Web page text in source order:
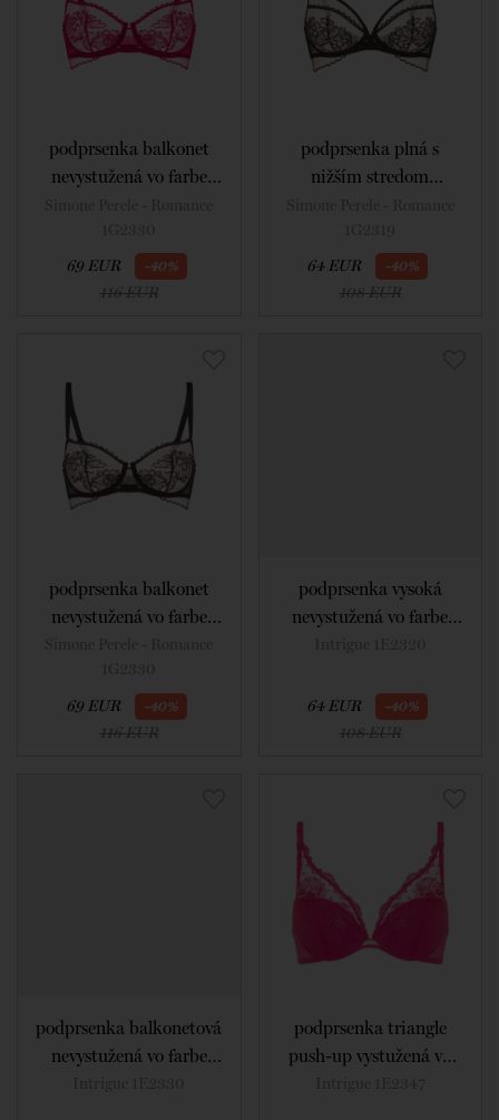
podprsenka balkonet
nevystužená vo farbe
69 EUR -40%
116 EUR
podprsenka plná s
nižším stredom
64 EUR -40%
108 EUR
podprsenka balkonet
nevystužená vo farbe
69 EUR -40%
116 EUR
podprsenka vysoká
nevystužená vo farbe
64 EUR -40%
108 EUR
podprsenka balkonetová
nevystužená vo farbe
podprsenka triangle
push-up vystužená vo